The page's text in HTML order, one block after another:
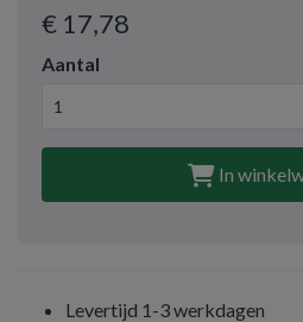
€ 17,78
Aantal
In
Levertijd 1-3 werkdagen